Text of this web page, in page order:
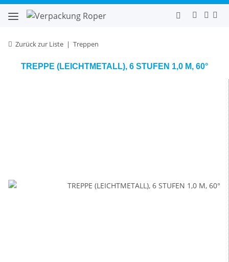
Zurück zur Liste Treppen
TREPPE (LEICHTMETALL), 6 STUFEN 1,0 M, 60°